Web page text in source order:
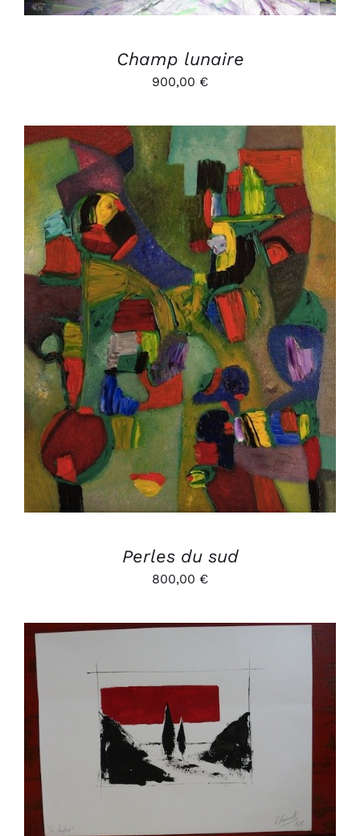
Champ lunaire
900,00 €
AJOUTER AU PANIER
/
DÉTAILS
Perles du sud
800,00 €
AJOUTER AU PANIER